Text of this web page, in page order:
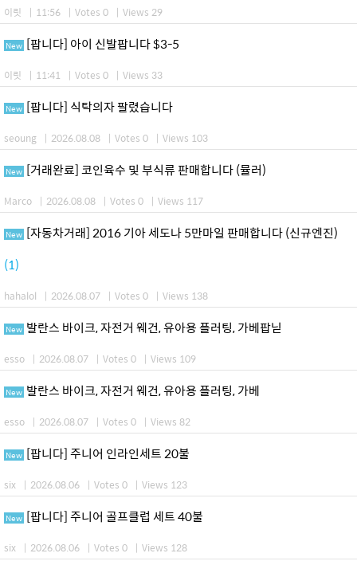
이릿 | 11:56 | Votes 0 | Views 29
New [팝니다] 아이 신발팝니다 $3-5
이릿 | 11:41 | Votes 0 | Views 33
New [팝니다] 식탁의자 팔렸습니다
seoung | 2026.08.08 | Votes 0 | Views 103
New [거래완료] 코인육수 및 부식류 판매합니다 (뮬러)
Marco | 2026.08.08 | Votes 0 | Views 117
New [자동차거래] 2016 기아 세도나 5만마일 판매합니다 (신규엔진)
(1)
hahalol | 2026.08.07 | Votes 0 | Views 138
New 발란스 바이크, 자전거 웨건, 유아용 플러팅, 가베팝닏
esso | 2026.08.07 | Votes 0 | Views 109
New 발란스 바이크, 자전거 웨건, 유아용 플러팅, 가베
esso | 2026.08.07 | Votes 0 | Views 82
New [팝니다] 주니어 인라인세트 20불
six | 2026.08.06 | Votes 0 | Views 123
New [팝니다] 주니어 골프클럽 세트 40불
six | 2026.08.06 | Votes 0 | Views 128